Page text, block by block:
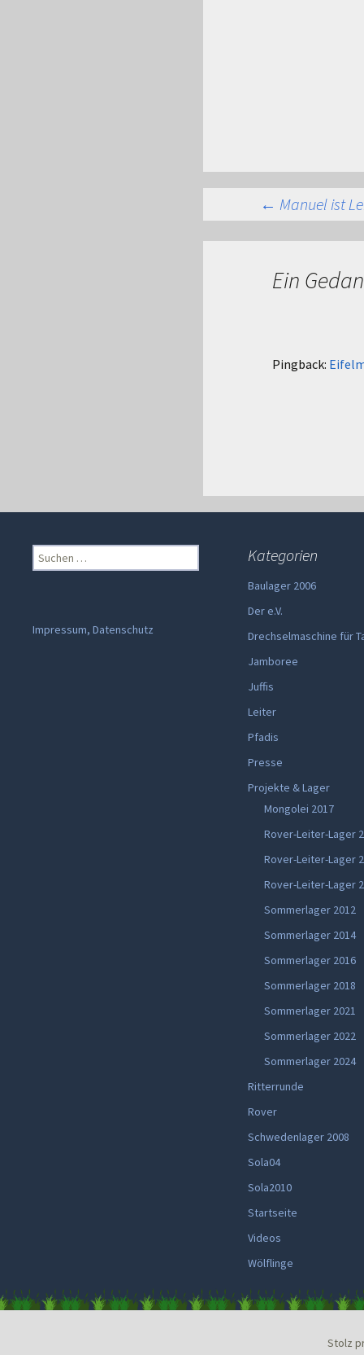
← Manuel ist
Ein
Pingback:
Suchen
nach:
Kategorien
Baulager 2006
Der e.V.
Drechselmaschine für
Jamboree
Juffis
Leiter
Pfadis
Presse
Projekte & Lager
Mongolei 2017
Rover-Leiter-Lager
Rover-Leiter-Lager
Rover-Leiter-Lager
Sommerlager 2012
Sommerlager 2014
Sommerlager 2016
Sommerlager 2018
Sommerlager 2021
Sommerlager 2022
Sommerlager 2024
Ritterrunde
Rover
Schwedenlager 2008
Sola04
Sola2010
Startseite
Videos
Wölflinge
Impressum, Datenschutz
Stolz